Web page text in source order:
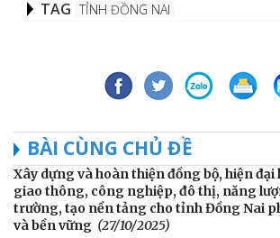
TAG TỈNH ĐỒNG NAI
BÀI CÙNG CHỦ ĐỀ
Xây dựng và hoàn thiện đồng bộ, hiện
giao thông, công nghiệp, đô thị, năng
trường, tạo nền tảng cho tỉnh Đồng Nai
và bền vững (27/10/2025)